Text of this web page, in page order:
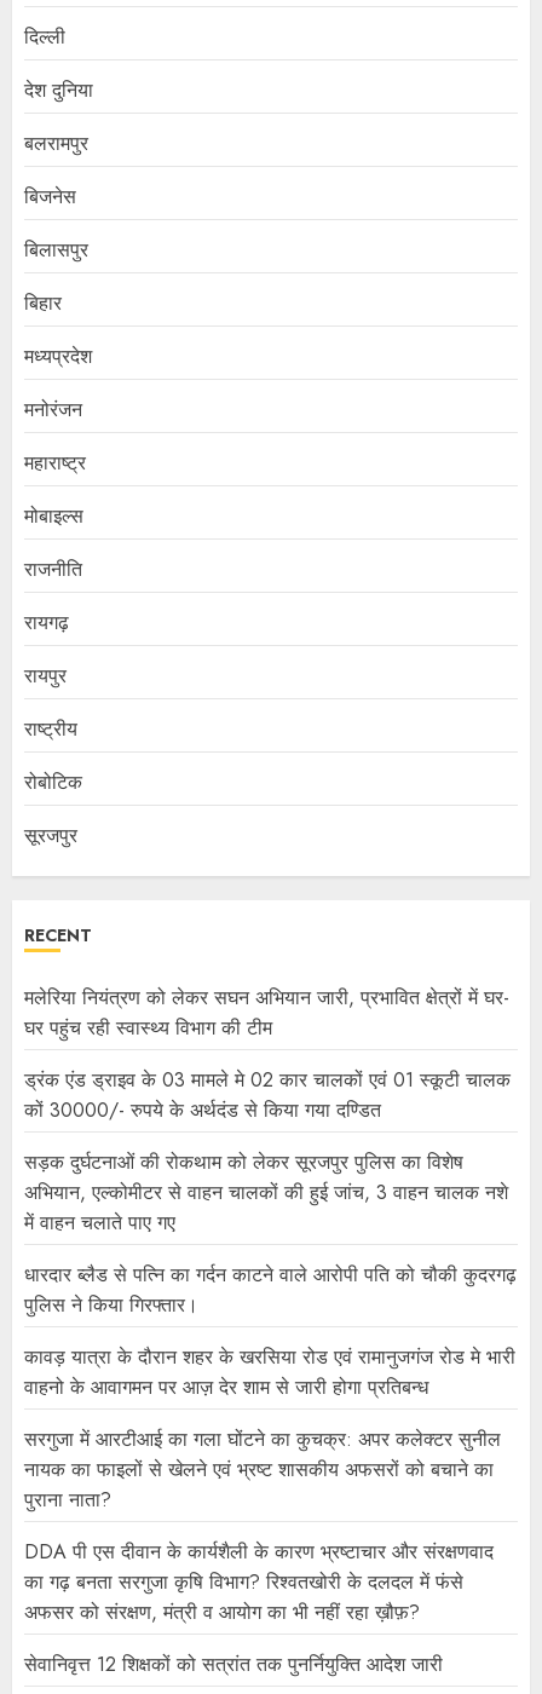
दिल्ली
देश दुनिया
बलरामपुर
बिजनेस
बिलासपुर
बिहार
मध्यप्रदेश
मनोरंजन
महाराष्ट्र
मोबाइल्स
राजनीति
रायगढ़
रायपुर
राष्ट्रीय
रोबोटिक
सूरजपुर
RECENT
मलेरिया नियंत्रण को लेकर सघन अभियान जारी, प्रभावित क्षेत्रों में घर-
घर पहुंच रही स्वास्थ्य विभाग की टीम
ड्रंक एंड ड्राइव के 03 मामले मे 02 कार चालकों एवं 01 स्कूटी चालक
कों 30000/- रुपये के अर्थदंड से किया गया दण्डित
सड़क दुर्घटनाओं की रोकथाम को लेकर सूरजपुर पुलिस का विशेष
अभियान, एल्कोमीटर से वाहन चालकों की हुई जांच, 3 वाहन चालक नशे
में वाहन चलाते पाए गए
धारदार ब्लैड से पत्नि का गर्दन काटने वाले आरोपी पति को चौकी कुदरगढ़
पुलिस ने किया गिरफ्तार।
कावड़ यात्रा के दौरान शहर के खरसिया रोड एवं रामानुजगंज रोड मे भारी
वाहनो के आवागमन पर आज़ देर शाम से जारी होगा प्रतिबन्ध
सरगुजा में आरटीआई का गला घोंटने का कुचक्र: अपर कलेक्टर सुनील
नायक का फाइलों से खेलने एवं भ्रष्ट शासकीय अफसरों को बचाने का
पुराना नाता?
DDA पी एस दीवान के कार्यशैली के कारण भ्रष्टाचार और संरक्षणवाद
का गढ़ बनता सरगुजा कृषि विभाग? रिश्वतखोरी के दलदल में फंसे
अफसर को संरक्षण, मंत्री व आयोग का भी नहीं रहा ख़ौफ़?
सेवानिवृत्त 12 शिक्षकों को सत्रांत तक पुनर्नियुक्ति आदेश जारी